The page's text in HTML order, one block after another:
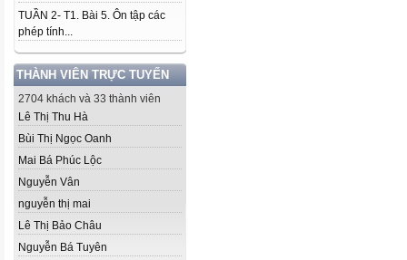
TUẦN 2- T1. Bài 5. Ôn tập các
phép tính...
THÀNH VIÊN TRỰC TUYẾN
2704 khách và 33 thành viên
Lê Thị Thu Hà
Bùi Thị Ngọc Oanh
Mai Bá Phúc Lộc
Nguyễn Vân
nguyễn thị mai
Lê Thị Bảo Châu
Nguyễn Bá Tuyên